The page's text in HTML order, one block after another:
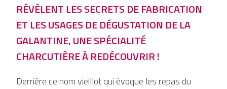
RÉVÈLENT LES SECRETS DE FABRICATION
ET LES USAGES DE DÉGUSTATION DE LA
GALANTINE, UNE SPÉCIALITÉ
CHARCUTIÈRE À REDÉCOUVRIR !
Derrière ce nom vieillot qui évoque les repas du